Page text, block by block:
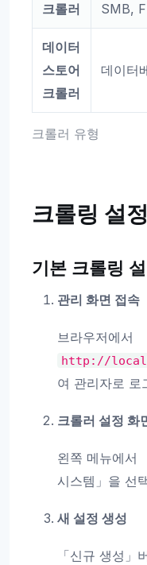
크롤러 유형
크롤러
SMB,
데이터
스토어
크롤러
데이터
크롤링 설
기본 크롤링
관리 화면 접속
브라우저에서
http://
여 관리자로 로
크롤러 설정 화
왼쪽 메뉴에서
시스템」을 선
새 설정 생성
「신규 생성」